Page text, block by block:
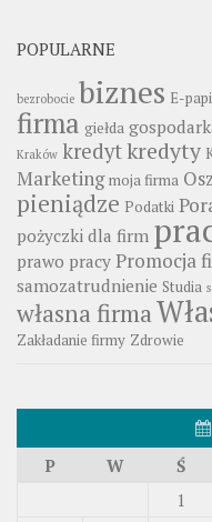
POPULARNE
bezrobocie biznes E-
firma giełda
Kraków kredytkredyty
Marketing moja firma
pieniądze Podatki
pożyczki dla firm
prawo pracy Promocja
samozatrudnienie Studia
własna firma
Zakładanie firmy Zdrowie
P
W Ś
1